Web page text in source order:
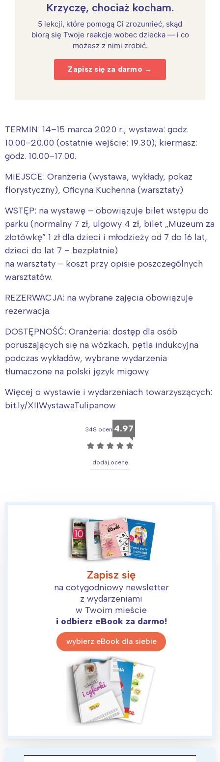
Krzyczę, chociaż kocham.
5 lekcji, które pomogą Ci zrozumieć, skąd
biorą się Twoje reakcje wobec dziecka — i co
możesz z nimi zrobić.
Zapisz się za darmo →
TERMIN: 14–15 marca 2020 r., wystawa: godz.
10.00–20.00 (ostatnie wejście: 19.30); kiermasz:
godz. 10.00–17.00.
MIEJSCE: Oranżeria (wystawa, wykłady, pokaz
florystyczny), Oficyna Kuchenna (warsztaty)
WSTĘP: na wystawę – obowiązuje bilet wstępu do
parku (normalny 7 zł, ulgowy 4 zł, bilet „Muzeum za
złotówkę” 1 zł dla dzieci i młodzieży od 7 do 16 lat,
dzieci do lat 7 – bezpłatnie)
na warsztaty – koszt przy opisie poszczególnych
warsztatów.
REZERWACJA: na wybrane zajęcia obowiązuje
rezerwacja.
DOSTĘPNOŚĆ: Oranżeria: dostęp dla osób
poruszających się na wózkach, pętla indukcyjna
podczas wykładów, wybrane wydarzenia
tłumaczone na polski język migowy.
Więcej o wystawie i wydarzeniach towarzyszących:
bit.ly/XIIWystawaTulipanow
348 ocen 4.97
☆ ☆ ☆ ☆ ☆
dodaj ocenę
Zapisz się
na cotygodniowy newsletter
z wydarzeniami
w Twoim mieście
i odbierz eBook za darmo!
wybierz eBook dla siebie